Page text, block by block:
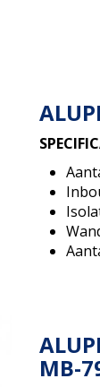
MB-